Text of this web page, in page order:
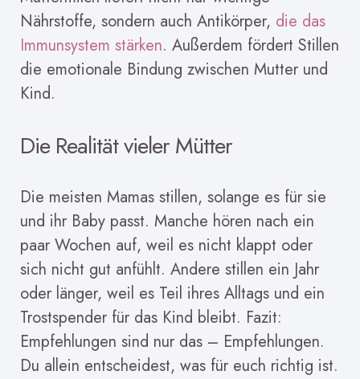
Nährstoffe, sondern auch Antikörper, die das
Immunsystem stärken. Außerdem fördert Stillen
die emotionale Bindung zwischen Mutter und
Kind.
Die Realität vieler Mütter
Die meisten Mamas stillen, solange es für sie
und ihr Baby passt. Manche hören nach ein
paar Wochen auf, weil es nicht klappt oder
sich nicht gut anfühlt. Andere stillen ein Jahr
oder länger, weil es Teil ihres Alltags und ein
Trostspender für das Kind bleibt. Fazit:
Empfehlungen sind nur das – Empfehlungen.
Du allein entscheidest, was für euch richtig ist.